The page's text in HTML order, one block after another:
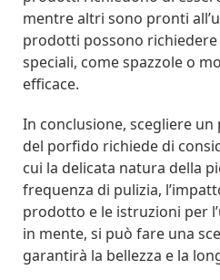
mentre altri sono pronti
prodotti possono richiedere
speciali, come spazzole o
efficace.
In conclusione, scegliere
del porfido richiede di
cui la delicata natura della
frequenza di pulizia,
prodotto e le istruzioni per
in mente, si può fare una
garantirà la bellezza e la